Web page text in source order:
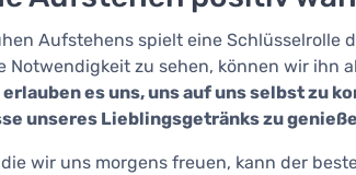
Aufstehens spielt eine Schlüsselrolle
Notwendigkeit zu sehen, können wir ihn
erlauben es uns, uns auf uns selbst zu
unseres Lieblingsgetränks zu
wir uns morgens freuen, kann der